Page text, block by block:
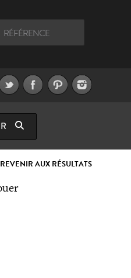
REVENIR AUX RÉSULTATS